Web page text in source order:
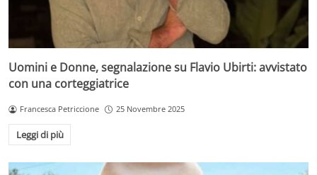
Uomini e Donne, segnalazione su Flavio Ubirti: avvistato
con una corteggiatrice
Francesca Petriccione 25 Novembre 2025
Leggi di più